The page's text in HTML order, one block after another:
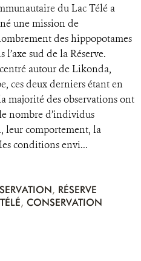
du Lac Télé a
une mission de
des hippopotames
l’axe sud de la Réserve.
autour de Likonda,
ces deux derniers étant en
majorité des observations ont
nombre d’individus
leur comportement, la
conditions envi...
, RÉSERVE
, CONSERVATION